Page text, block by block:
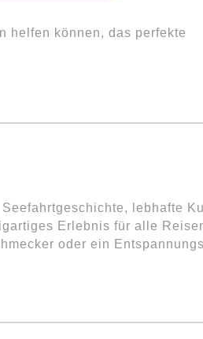
helfen können, das perfekte
lebhafte
Erlebnis für alle
oder ein